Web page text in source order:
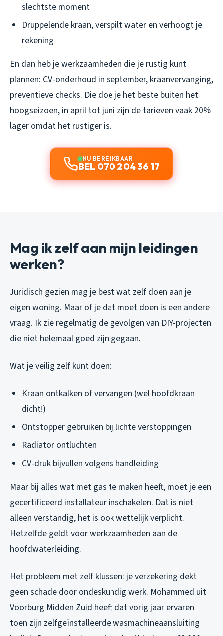
slechtste moment
Druppelende kraan, verspilt water en verhoogt je
rekening
En dan heb je werkzaamheden die je rustig kunt
plannen: CV-onderhoud in september, kraanvervanging,
preventieve checks. Die doe je het beste buiten het
hoogseizoen, in april tot juni zijn de tarieven vaak 20%
lager omdat het rustiger is.
NU BEREIKBAAR
BEL 070 204 36 17
Mag ik zelf aan mijn leidingen
werken?
Juridisch gezien mag je best wat zelf doen aan je
eigen woning. Maar of je dat moet doen is een andere
vraag. Ik zie regelmatig de gevolgen van DIY-projecten
die niet helemaal goed zijn gegaan.
Wat je veilig zelf kunt doen:
Kraan ontkalken of vervangen (wel hoofdkraan
dicht!)
Ontstopper gebruiken bij lichte verstoppingen
Radiator ontluchten
CV-druk bijvullen volgens handleiding
Maar bij alles wat met gas te maken heeft, moet je een
gecertificeerd installateur inschakelen. Dat is niet
alleen verstandig, het is ook wettelijk verplicht.
Hetzelfde geldt voor werkzaamheden aan de
hoofdwaterleiding.
Het probleem met zelf klussen: je verzekering dekt
geen schade door ondeskundig werk. Mohammed uit
Voorburg Midden Zuid heeft dat vorig jaar ervaren
toen zijn zelfgeïnstalleerde wasmachineaansluiting